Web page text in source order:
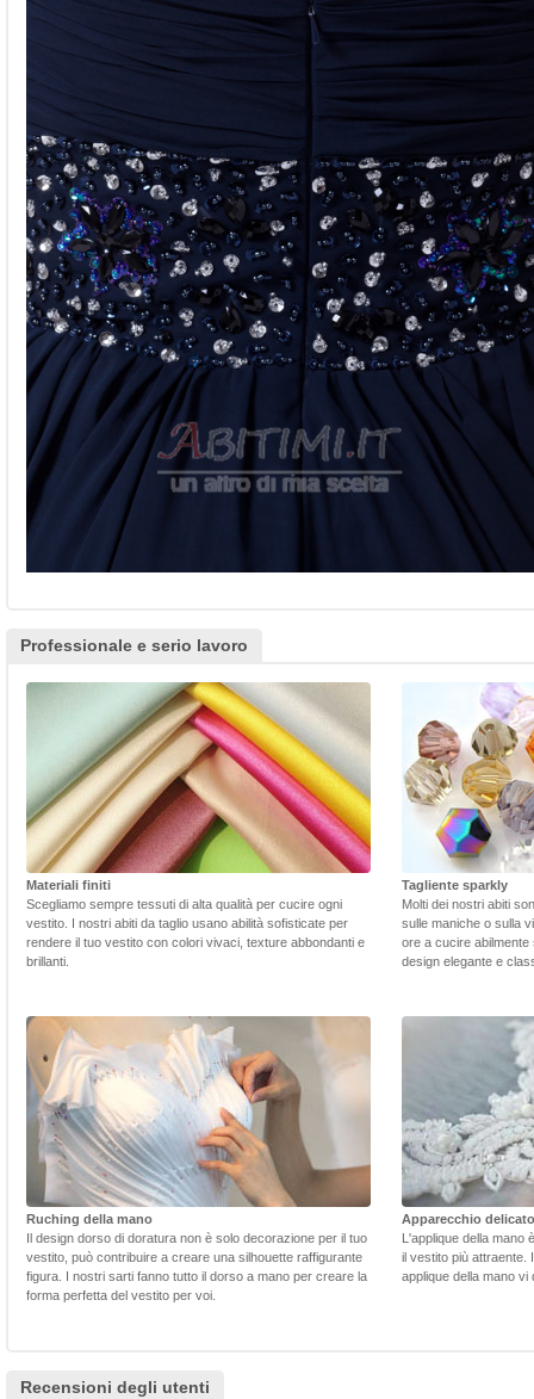
Professionale e serio lavoro
Materiali finiti
Scegliamo sempre tessuti di alta qualità per cucire ogni
vestito. I nostri abiti da taglio usano abilità sofisticate per
rendere il tuo vestito con colori vivaci, texture abbondanti e
brillanti.
Tagliente sparkly
Molti dei nostri abiti
sulle maniche o sulla
ore a cucire
design elegante e
Ruching della mano
Il design dorso di doratura non è solo decorazione per il tuo
vestito, può contribuire a creare una silhouette raffigurante
figura. I nostri sarti fanno tutto il dorso a mano per creare la
forma perfetta del vestito per voi.
Apparecchio delicato
L'applique della mano
il vestito più attraente.
applique della mano
Recensioni degli utenti